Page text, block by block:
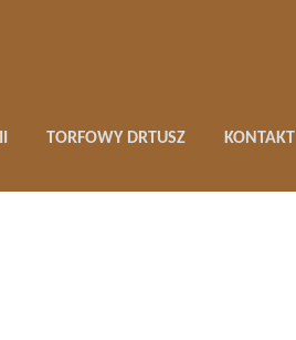
TORFOWY DRTUSZ KONTAKT